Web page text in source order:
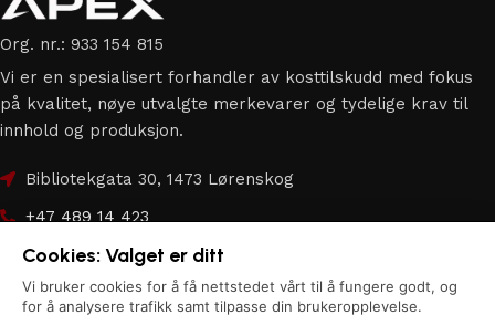
Org. nr.: 933 154 815
Vi er en spesialisert forhandler av kosttilskudd med fokus
på kvalitet, nøye utvalgte merkevarer og tydelige krav til
innhold og produksjon.
Bibliotekgata 30, 1473 Lørenskog
+47 489 14 423
hei@apex.no
Copyright © 2026Apex.no| Alle rettigheter forbeholdes.
Cookies: Valget er ditt
Vi bruker cookies for å få nettstedet vårt til å fungere godt, og
for å analysere trafikk samt tilpasse din brukeropplevelse.